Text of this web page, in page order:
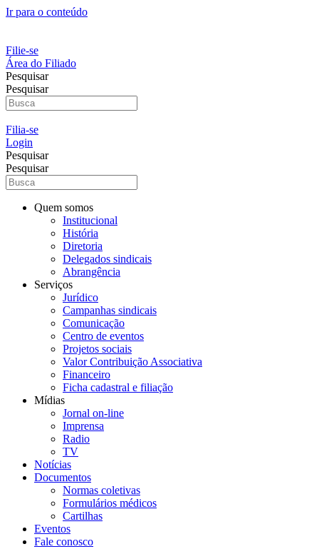
Ir para o conteúdo
Filie-se
Área do Filiado
Pesquisar
Pesquisar
Filia-se
Login
Pesquisar
Pesquisar
Quem somos
Institucional
História
Diretoria
Delegados sindicais
Abrangência
Serviços
Jurídico
Campanhas sindicais
Comunicação
Centro de eventos
Projetos sociais
Valor Contribuição Associativa
Financeiro
Ficha cadastral e filiação
Mídias
Jornal on-line
Imprensa
Radio
TV
Notícias
Documentos
Normas coletivas
Formulários médicos
Cartilhas
Eventos
Fale conosco